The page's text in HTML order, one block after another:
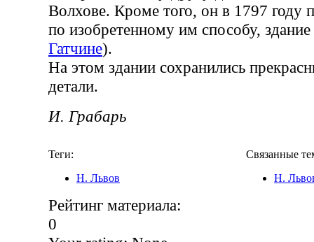
Волхове. Кроме того, он в 1797 году
по изобретенному им способу, здание
Гатчине).
На этом здании сохранились
детали.
И. Грабарь
Теги:
Н. Львов
Связанные
Н.
Рейтинг материала:
0